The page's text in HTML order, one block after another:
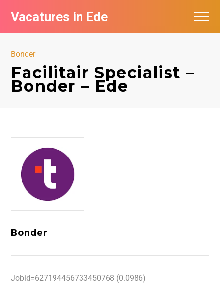
Vacatures in Ede
Bonder
Facilitair Specialist –
Bonder – Ede
Bonder
Jobid=627194456733450768 (0.0986)
Vacatures bij bedrijven in Ede